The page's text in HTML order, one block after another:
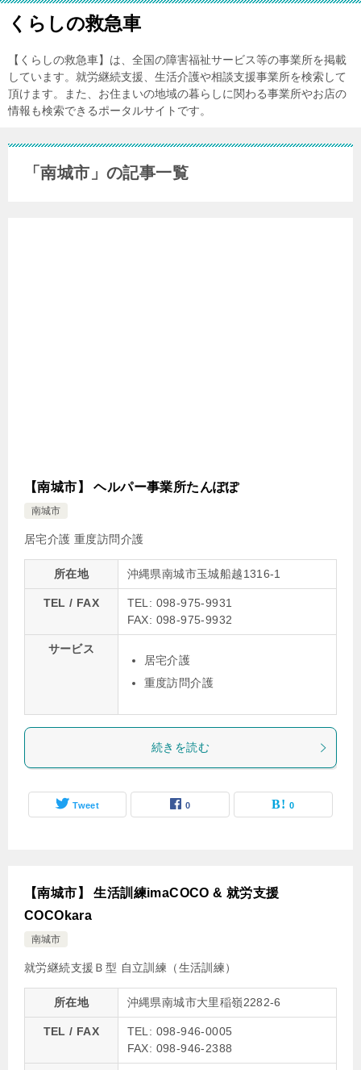
くらしの救急車
【くらしの救急車】は、全国の障害福祉サービス等の事業所を掲載
しています。就労継続支援、生活介護や相談支援事業所を検索して
頂けます。また、お住まいの地域の暮らしに関わる事業所やお店の
情報も検索できるポータルサイトです。
「南城市」の記事一覧
【南城市】 ヘルパー事業所たんぽぽ
南城市
居宅介護 重度訪問介護
所在地 沖縄県南城市玉城船越1316-1
TEL / FAX
TEL: 098-975-9931
FAX: 098-975-9932
サービス
居宅介護
重度訪問介護
続きを読む
Tweet 0 0
【南城市】 生活訓練imaCOCO & 就労支援
COCOkara
南城市
就労継続支援Ｂ型 自立訓練（生活訓練）
所在地 沖縄県南城市大里稲嶺2282-6
TEL / FAX
TEL: 098-946-0005
FAX: 098-946-2388